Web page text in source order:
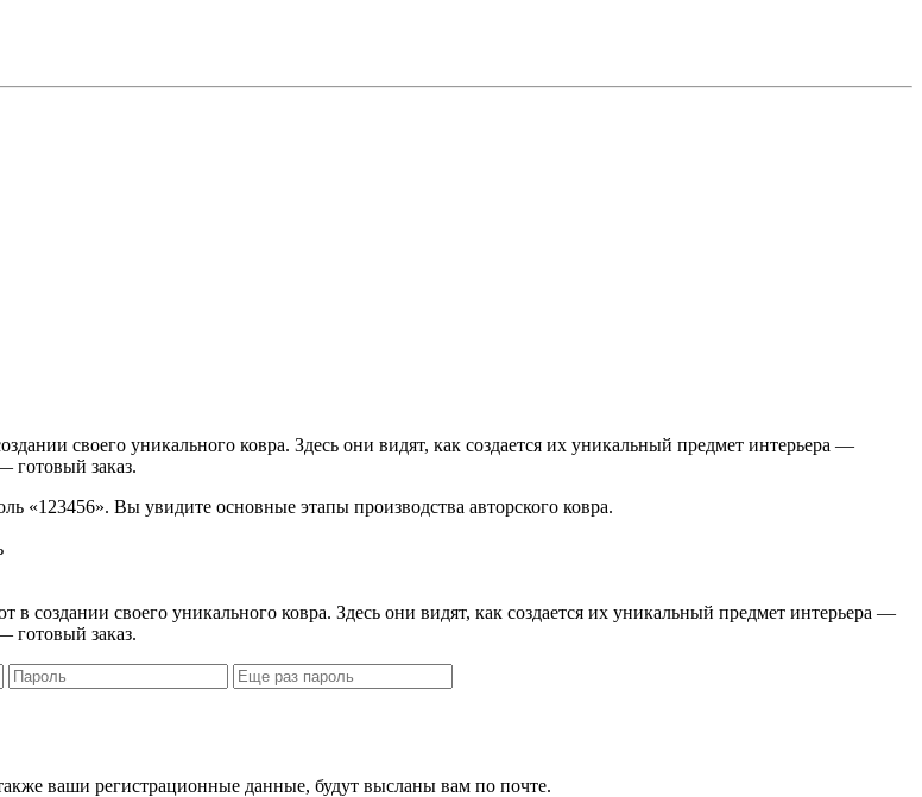
своего уникального ковра. Здесь они видят, как создается их уникальный предмет интерьера —
готовый заказ.
«123456». Вы увидите основные этапы производства авторского ковра.
создании своего уникального ковра. Здесь они видят, как создается их уникальный предмет интерьера —
готовый заказ.
ваши регистрационные данные, будут высланы вам по почте.